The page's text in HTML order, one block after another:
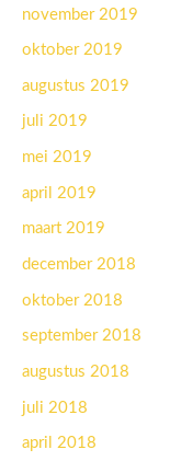
november 2019
oktober 2019
augustus 2019
juli 2019
mei 2019
april 2019
maart 2019
december 2018
oktober 2018
september 2018
augustus 2018
juli 2018
april 2018